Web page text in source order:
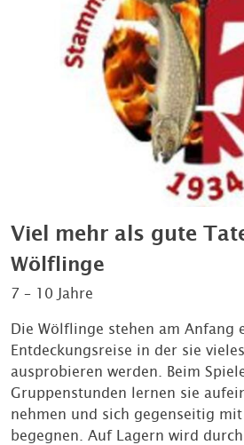
Viel mehr als gute
Wölflinge
7 – 10 Jahre
Die Wölflinge stehen am Anfang
Entdeckungsreise in der sie
ausprobieren werden. Beim
Gruppenstunden lernen sie
nehmen und sich gegenseitig mit
begegnen. Auf Lagern wird